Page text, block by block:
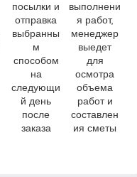
посылки и
отправка
выбранны
м
способом
на
следующи
й день
после
заказа
выполнени
я работ,
менеджер
выедет
для
осмотра
объема
работ и
составлен
ия сметы